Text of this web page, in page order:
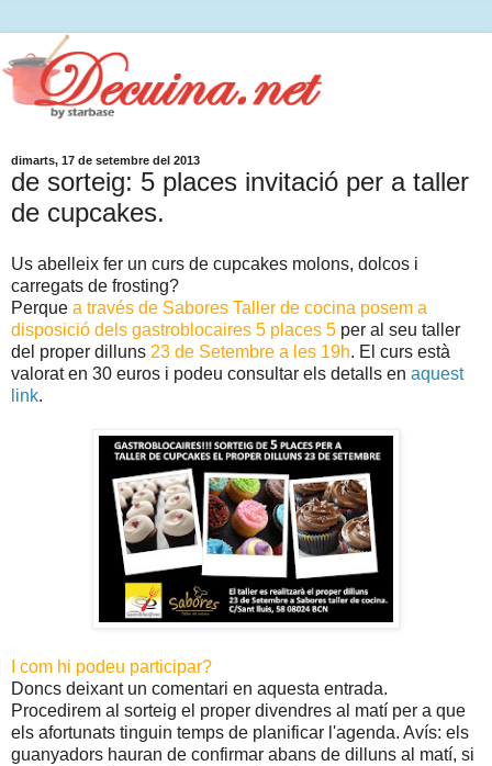
dimarts, 17 de setembre del 2013
de sorteig: 5 places invitació per a taller
de cupcakes.
Us abelleix fer un curs de cupcakes molons, dolcos i
carregats de frosting?
Perque a través de Sabores Taller de cocina posem a
disposició dels gastroblocaires 5 places 5 per al seu taller
del proper dilluns 23 de Setembre a les 19h. El curs està
valorat en 30 euros i podeu consultar els detalls en aquest
link.
I com hi podeu participar?
Doncs deixant un comentari en aquesta entrada.
Procedirem al sorteig el proper divendres al matí per a que
els afortunats tinguin temps de planificar l'agenda. Avís: els
guanyadors hauran de confirmar abans de dilluns al matí, si